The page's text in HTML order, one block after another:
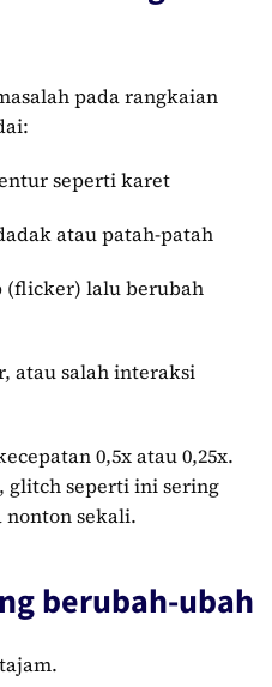
pada rangkaian
seperti karet
atau patah-patah
(flicker) lalu berubah
atau salah interaksi
0,5x atau 0,25x.
glitch seperti ini sering
nonton sekali.
berubah-ubah